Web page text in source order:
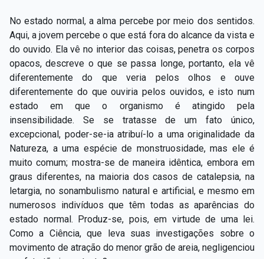
No estado normal, a alma percebe por meio dos sentidos.
Aqui, a jovem percebe o que está fora do alcance da vista e
do ouvido. Ela vê no interior das coisas, penetra os corpos
opacos, descreve o que se passa longe, portanto, ela vê
diferentemente do que veria pelos olhos e ouve
diferentemente do que ouviria pelos ouvidos, e isto num
estado em que o organismo é atingido pela
insensibilidade. Se se tratasse de um fato único,
excepcional, poder-se-ia atribuí-lo a uma originalidade da
Natureza, a uma espécie de monstruosidade, mas ele é
muito comum; mostra-se de maneira idêntica, embora em
graus diferentes, na maioria dos casos de catalepsia, na
letargia, no sonambulismo natural e artificial, e mesmo em
numerosos indivíduos que têm todas as aparências do
estado normal. Produz-se, pois, em virtude de uma lei.
Como a Ciência, que leva suas investigações sobre o
movimento de atração do menor grão de areia, negligenciou